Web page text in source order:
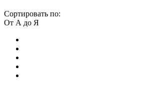
Сортировать по:
От А до Я